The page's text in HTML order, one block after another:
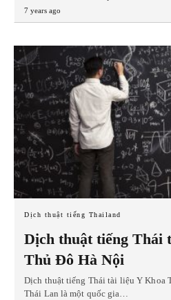
7 years ago
Dịch thuật tiếng Thailand
Dịch thuật tiếng Thái
Thủ Đô Hà Nội
Dịch thuật tiếng Thái tài liệu Y Khoa
Thái Lan là một quốc gia…